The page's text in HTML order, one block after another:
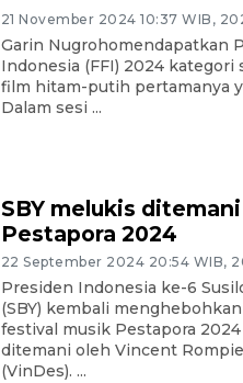
21 November 2024 10:37 WIB,
Garin Nugrohomendapatkan
Indonesia (FFI) 2024
film hitam-putih pertamanya
Dalam sesi ...
SBY melukis
Pestapora 2024
22 September 2024 20:54 WIB,
Presiden Indonesia ke-6
(SBY) kembali
festival musik Pestapora
ditemani oleh Vincent
(VinDes). ...